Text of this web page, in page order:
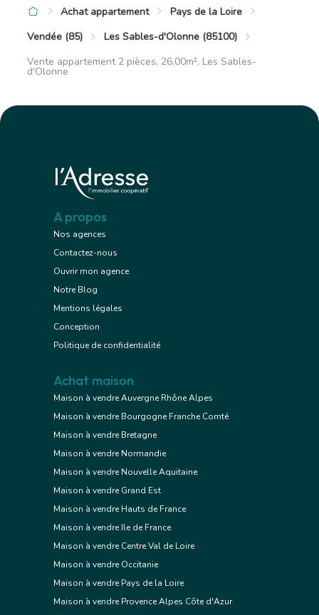
Achat appartement
Pays de la Loire
Vendée (85)
Les Sables-d'Olonne (85100)
Vente appartement 2 pièces, 26.00m², Les Sables-
d'Olonne
A propos
Nos agences
Contactez-nous
Ouvrir mon agence
Notre Blog
Mentions légales
Conception
Politique de confidentialité
Achat maison
Maison à vendre Auvergne Rhône Alpes
Maison à vendre Bourgogne Franche Comté
Maison à vendre Bretagne
Maison à vendre Normandie
Maison à vendre Nouvelle Aquitaine
Maison à vendre Grand Est
Maison à vendre Hauts de France
Maison à vendre Ile de France
Maison à vendre Centre Val de Loire
Maison à vendre Occitanie
Maison à vendre Pays de la Loire
Maison à vendre Provence Alpes Côte d'Azur